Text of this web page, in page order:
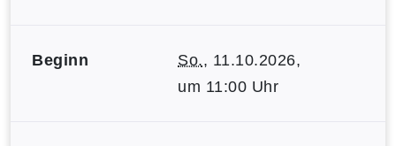
Beginn So., 11.10.2026,
um 11:00 Uhr